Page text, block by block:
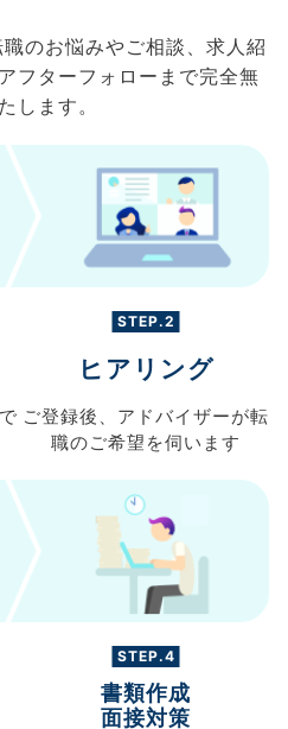
のお悩みやご相談、求人紹
フターフォローまで完全無
します。
STEP.2
ヒアリング
ご登録後、 アドバイザーが転
職のご希望を伺います
STEP.4
書類作成
面接対策